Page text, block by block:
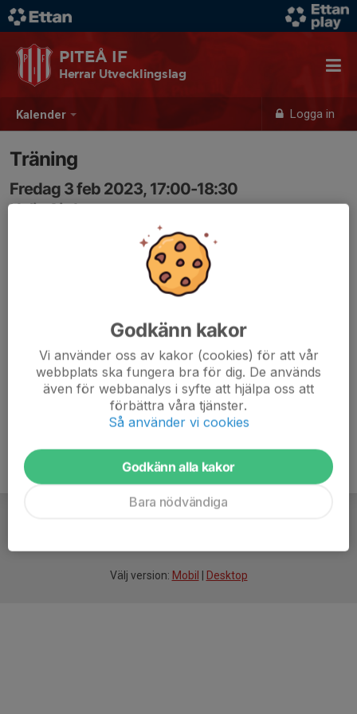
Kalender Logga in
PITEÅ IF
Herrar Utvecklingslag
Träning
Fredag 3 feb 2023, 17:00-18:30
Nolia Airdome
Välj version: Mobil Desktop
Godkänn kakor
Vi använder oss av kakor (cookies) för att vår
webbplats ska fungera bra för dig. De används
även för webbanalys i syfte att hjälpa oss att
förbättra våra tjänster.
Så använder vi cookies
Godkänn alla kakor
Bara nödvändiga